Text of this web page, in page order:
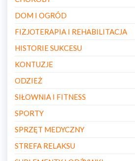
DOM I OGRÓD
FIZJOTERAPIA I REHABILITACJA
HISTORIE SUKCESU
KONTUZJE
ODZIEŻ
SIŁOWNIA I FITNESS
SPORTY
SPRZĘT MEDYCZNY
STREFA RELAKSU